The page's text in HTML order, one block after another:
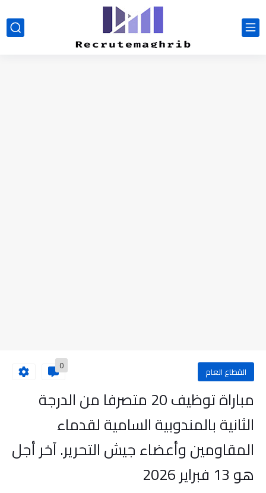
القطاع العام 0
مباراة توظيف 20 متصرفا من الدرجة
الثانية بالمندوبية السامية لقدماء
المقاومين وأعضاء جيش التحرير. آخر أجل
هو 13 فبراير 2026